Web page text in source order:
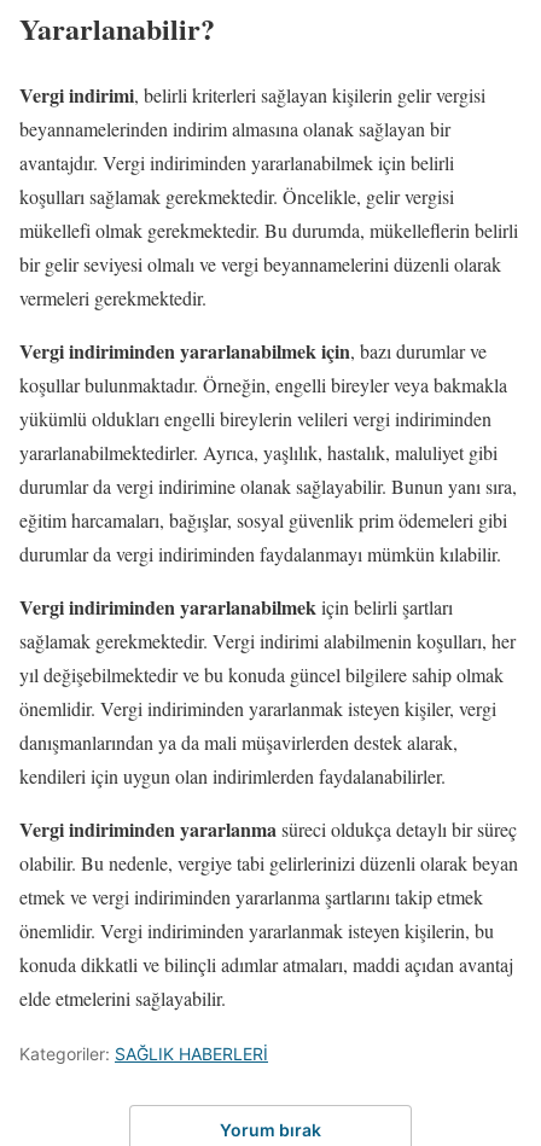
Yararlanabilir?
Vergi indirimi, belirli kriterleri sağlayan kişilerin gelir vergisi
beyannamelerinden indirim almasına olanak sağlayan bir
avantajdır. Vergi indiriminden yararlanabilmek için belirli
koşulları sağlamak gerekmektedir. Öncelikle, gelir vergisi
mükellefi olmak gerekmektedir. Bu durumda, mükelleflerin belirli
bir gelir seviyesi olmalı ve vergi beyannamelerini düzenli olarak
vermeleri gerekmektedir.
Vergi indiriminden yararlanabilmek için, bazı durumlar ve
koşullar bulunmaktadır. Örneğin, engelli bireyler veya bakmakla
yükümlü oldukları engelli bireylerin velileri vergi indiriminden
yararlanabilmektedirler. Ayrıca, yaşlılık, hastalık, maluliyet gibi
durumlar da vergi indirimine olanak sağlayabilir. Bunun yanı sıra,
eğitim harcamaları, bağışlar, sosyal güvenlik prim ödemeleri gibi
durumlar da vergi indiriminden faydalanmayı mümkün kılabilir.
Vergi indiriminden yararlanabilmekiçin belirli şartları
sağlamak gerekmektedir. Vergi indirimi alabilmenin koşulları, her
yıl değişebilmektedir ve bu konuda güncel bilgilere sahip olmak
önemlidir. Vergi indiriminden yararlanmak isteyen kişiler, vergi
danışmanlarından ya da mali müşavirlerden destek alarak,
kendileri için uygun olan indirimlerden faydalanabilirler.
Vergi indiriminden yararlanmasüreci oldukça detaylı bir süreç
olabilir. Bu nedenle, vergiye tabi gelirlerinizi düzenli olarak beyan
etmek ve vergi indiriminden yararlanma şartlarını takip etmek
önemlidir. Vergi indiriminden yararlanmak isteyen kişilerin, bu
konuda dikkatli ve bilinçli adımlar atmaları, maddi açıdan avantaj
elde etmelerini sağlayabilir.
Kategoriler: SAĞLIK HABERLERİ
Yorum bırak